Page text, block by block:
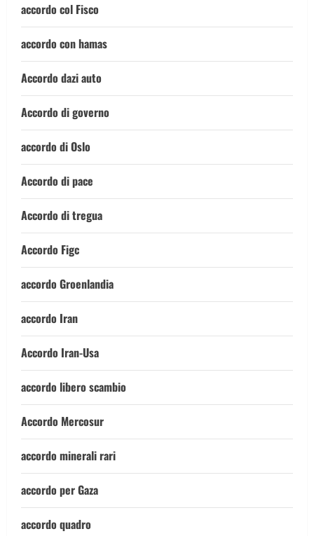
accordo col Fisco
accordo con hamas
Accordo dazi auto
Accordo di governo
accordo di Oslo
Accordo di pace
Accordo di tregua
Accordo Figc
accordo Groenlandia
accordo Iran
Accordo Iran-Usa
accordo libero scambio
Accordo Mercosur
accordo minerali rari
accordo per Gaza
accordo quadro